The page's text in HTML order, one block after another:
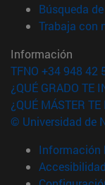
Búsqueda
Trabaja con
Información
TFNO +34 948 42
¿QUÉ GRADO TE
¿QUÉ MÁSTER TE
© Universidad de
Información
Accesibilidad